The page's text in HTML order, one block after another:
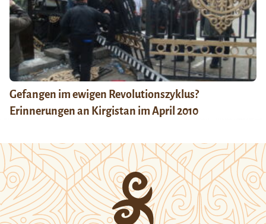
Gefangen im ewigen Revolutionszyklus?
Erinnerungen an Kirgistan im April 2010